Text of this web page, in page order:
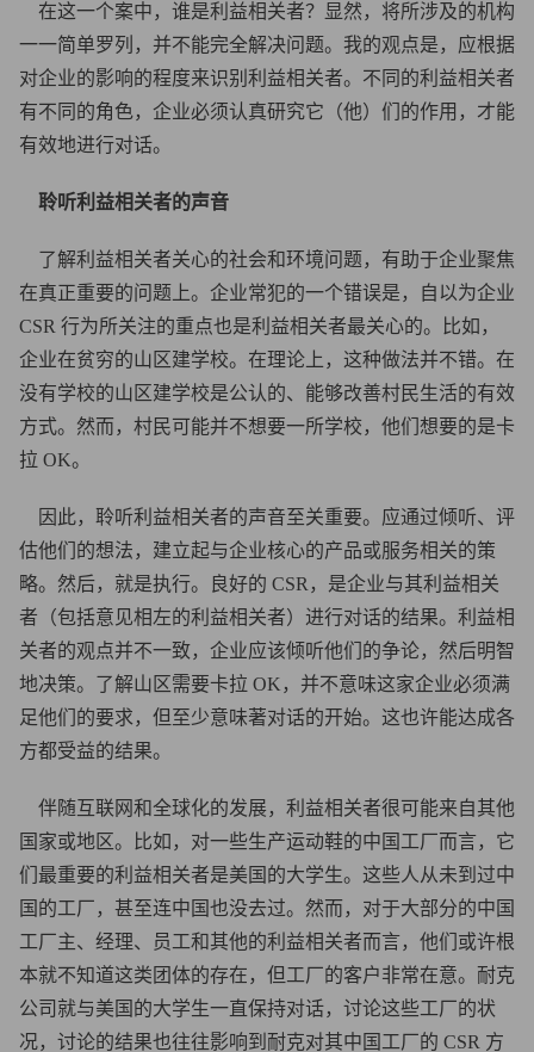
在这一个案中，谁是利益相关者？显然，将所涉及的机构
一一简单罗列，并不能完全解决问题。我的观点是，应根据
对企业的影响的程度来识别利益相关者。不同的利益相关者
有不同的角色，企业必须认真研究它（他）们的作用，才能
有效地进行对话。
聆听利益相关者的声音
了解利益相关者关心的社会和环境问题，有助于企业聚焦
在真正重要的问题上。企业常犯的一个错误是，自以为企业
CSR 行为所关注的重点也是利益相关者最关心的。比如，
企业在贫穷的山区建学校。在理论上，这种做法并不错。在
没有学校的山区建学校是公认的、能够改善村民生活的有效
方式。然而，村民可能并不想要一所学校，他们想要的是卡
拉 OK。
因此，聆听利益相关者的声音至关重要。应通过倾听、评
估他们的想法，建立起与企业核心的产品或服务相关的策
略。然后，就是执行。良好的 CSR，是企业与其利益相关
者（包括意见相左的利益相关者）进行对话的结果。利益相
关者的观点并不一致，企业应该倾听他们的争论，然后明智
地决策。了解山区需要卡拉 OK，并不意味这家企业必须满
足他们的要求，但至少意味著对话的开始。这也许能达成各
方都受益的结果。
伴随互联网和全球化的发展，利益相关者很可能来自其他
国家或地区。比如，对一些生产运动鞋的中国工厂而言，它
们最重要的利益相关者是美国的大学生。这些人从未到过中
国的工厂，甚至连中国也没去过。然而，对于大部分的中国
工厂主、经理、员工和其他的利益相关者而言，他们或许根
本就不知道这类团体的存在，但工厂的客户非常在意。耐克
公司就与美国的大学生一直保持对话，讨论这些工厂的状
况，讨论的结果也往往影响到耐克对其中国工厂的 CSR 方